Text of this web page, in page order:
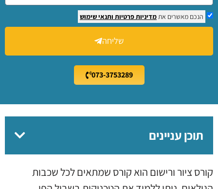
הנכם מאשרים אתמדיניות פרטיות ותנאי שימוש
שליחה
073-3753289
תוכן עניינים
קורס ציור ורישום הוא קורס שמתאים לכל שכבות